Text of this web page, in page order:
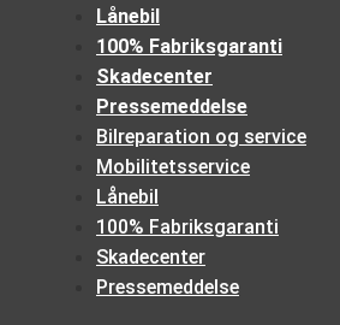
Lånebil
100% Fabriksgaranti
Skadecenter
Pressemeddelse
Bilreparation og service
Mobilitetsservice
Lånebil
100% Fabriksgaranti
Skadecenter
Pressemeddelse